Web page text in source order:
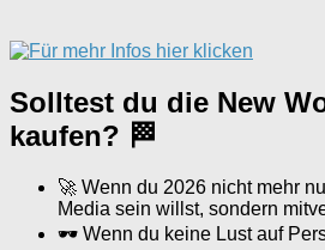
Solltest du die New
kaufen? 🏁
🚀 Wenn du 2026 nicht mehr
Media sein willst, sondern
🕶 Wenn du keine Lust auf